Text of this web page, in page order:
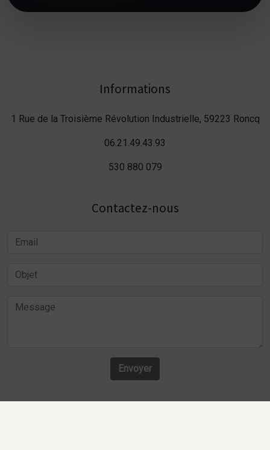
Informations
1 Rue de la Troisième Révolution Industrielle, 59223 Roncq
06.21.49.43.93
530 880 079
Contactez-nous
Envoyer